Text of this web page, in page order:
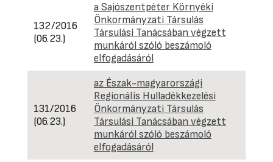
132/2016
(06.23.)
a Sajószentpéter Környéki
Önkormányzati Társulás
Társulási Tanácsában végzett
munkáról szóló beszámoló
elfogadásáról
131/2016
(06.23.)
az Észak-magyarországi
Regionális Hulladékkezelési
Önkormányzati Társulás
Társulási Tanácsában végzett
munkáról szóló beszámoló
elfogadásáról